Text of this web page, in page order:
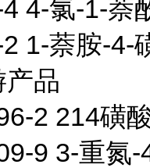
4-氯-1-萘
1-萘胺-4-
品
2 214磺
9 3-重氮-